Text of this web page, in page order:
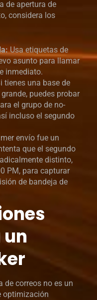
de apertura de
considera los
Usa etiquetas de
asunto para llamar
inmediato.
tienes una base de
puedes probar
el grupo de no-
incluso el segundo
envío fue un
que el segundo
distinto,
PM, para capturar
de bandeja de
de correos no es un
optimización